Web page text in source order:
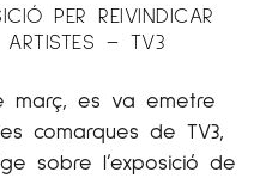
PER REIVINDICAR
ARTISTES – TV3
març, es va emetre
comarques de TV3,
sobre l’exposició de